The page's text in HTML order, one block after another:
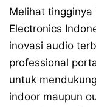
Melihat
Electronics
inovasi audio
professional
untuk
indoor maupun